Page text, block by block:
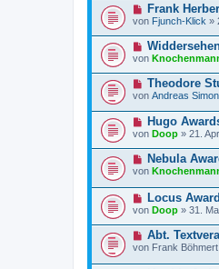
Frank
von Fjunch-Klick »
von
Theodore
von Andreas Simon
Hugo
von Doop » 21.
Nebula
von
Locus
von Doop » 31.
Abt.
von Frank Böhmert